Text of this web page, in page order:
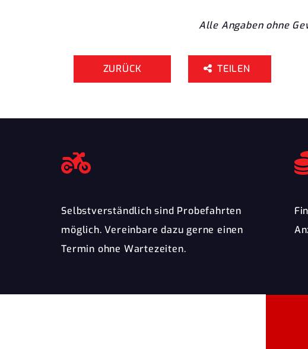
Alle Angaben ohne
ZURÜCK TEILEN
Selbstverständlich sind Probefahrten
möglich. Vereinbare dazu gerne einen
Termin ohne Wartezeiten.